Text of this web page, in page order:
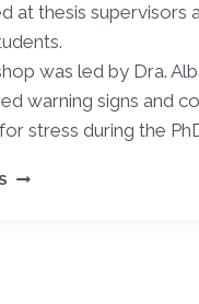
at thesis supervisors
was led by Dra.
warning signs and
stress during the
WORKSHOP